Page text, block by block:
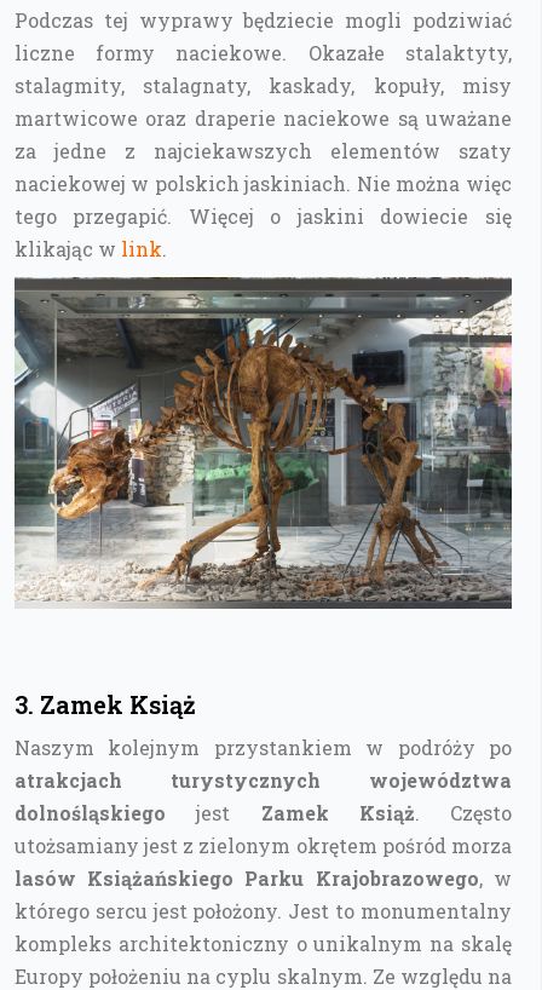
Podczas tej wyprawy będziecie mogli podziwiać
liczne formy naciekowe. Okazałe stalaktyty,
stalagmity, stalagnaty, kaskady, kopuły, misy
martwicowe oraz draperie naciekowe są uważane
za jedne z najciekawszych elementów szaty
naciekowej w polskich jaskiniach. Nie można więc
tego przegapić. Więcej o jaskini dowiecie się
klikając w link.
3. Zamek Książ
Naszym kolejnym przystankiem w podróży po
atrakcjach turystycznych województwa
dolnośląskiego jest Zamek Książ. Często
utożsamiany jest z zielonym okrętem pośród morza
lasów Książańskiego Parku Krajobrazowego, w
którego sercu jest położony. Jest to monumentalny
kompleks architektoniczny o unikalnym na skalę
Europy położeniu na cyplu skalnym. Ze względu na